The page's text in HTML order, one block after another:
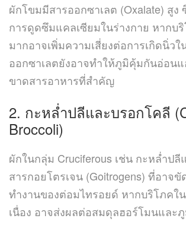
ผักโขมมีสารออกซาเลต (Oxalate) สูง
การดูดซึมแคลเซียมในร่างกาย หากบ
มากอาจเพิ่มความเสี่ยงต่อการเกิดนิ่ว
ออกซาเลตยังอาจทำให้ภูมิคุ้มกันอ่อนแ
ขาดสารอาหารที่สำคัญ
2. กะหล่ำปลีและบรอกโคลี
Broccoli)
ผักในกลุ่ม Cruciferous เช่น กะหล่ำป
สารกอยโตรเจน (Goitrogens) ที่อาจขั
ทำงานของต่อมไทรอยด์ หากบริโภค
เนื่อง อาจส่งผลต่อสมดุลฮอร์โมนและ